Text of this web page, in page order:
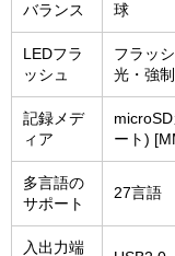
バランス
球
LEDフラ
ッシュ
フラッ
光・強
記録メデ
ィア
ート)
多言語の
サポート
27言語
入出力端